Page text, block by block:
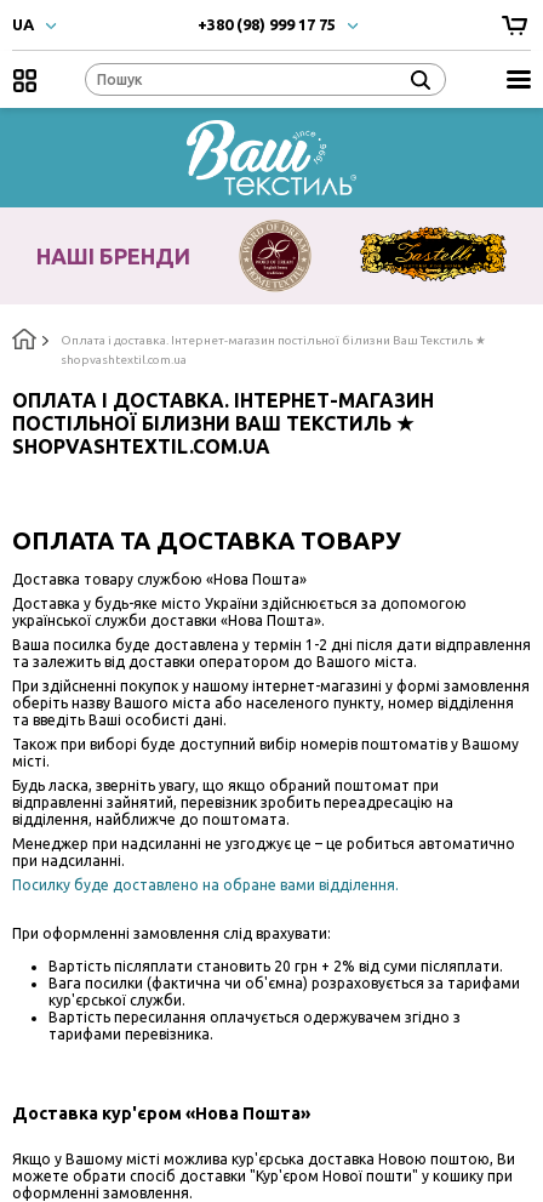
UA
UA- Українска
RU- Русский
+380 (98) 999 17 75
НАШІ БРЕНДИ
Оплата i доставка. Інтернет-магазин постільної білизни Ваш Текстиль ★
shopvashtextil.com.ua
ОПЛАТА I ДОСТАВКА. ІНТЕРНЕТ-МАГАЗИН
ПОСТІЛЬНОЇ БІЛИЗНИ ВАШ ТЕКСТИЛЬ ★
SHOPVASHTEXTIL.COM.UA
ОПЛАТА ТА ДОСТАВКА ТОВАРУ
Доставка товару службою «Нова Пошта»
Доставка у будь-яке місто України здійснюється за допомогою
української служби доставки «Нова Пошта».
Ваша посилка буде доставлена у термін 1-2 дні після дати відправлення
та залежить від доставки оператором до Вашого міста.
При здійсненні покупок у нашому інтернет-магазині у формі замовлення
оберіть назву Вашого міста або населеного пункту, номер відділення
та введіть Ваші особисті дані.
Також при виборі буде доступний вибір номерів поштоматів у Вашому
місті.
Будь ласка, зверніть увагу, що якщо обраний поштомат при
відправленні зайнятий, перевізник зробить переадресацію на
відділення, найближче до поштомата.
Менеджер при надсиланні не узгоджує це – це робиться автоматично
при надсиланні.
Посилку буде доставлено на обране вами відділення.
При оформленні замовлення слід врахувати:
Вартість післяплати становить 20 грн + 2% від суми післяплати.
Вага посилки (фактична чи об'ємна) розраховується за тарифами
кур'єрської служби.
Вартість пересилання оплачується одержувачем згідно з
тарифами перевізника.
Доставка кур'єром «Нова Пошта»
Якщо у Вашому місті можлива кур'єрська доставка Новою поштою, Ви
можете обрати спосіб доставки "Кур'єром Нової пошти" у кошику при
оформленні замовлення.